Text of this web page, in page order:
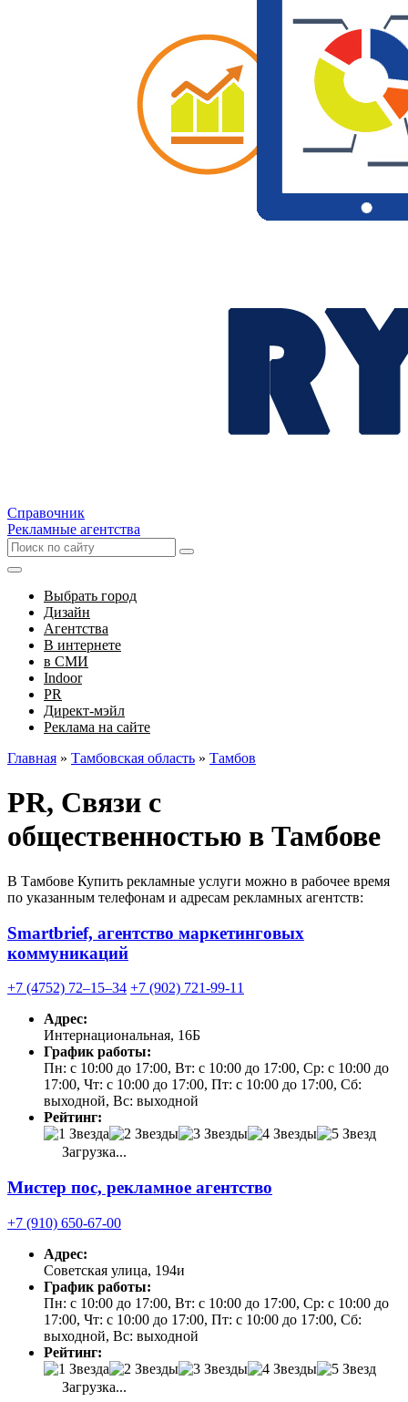
Справочник
Рекламные агентства
Выбрать город
Дизайн
Агентства
В интернете
в СМИ
Indoor
PR
Директ-мэйл
Реклама на сайте
Главная » Тамбовская область » Тамбов
PR, Связи с
общественностью в Тамбове
В Тамбове Купить рекламные услуги можно в рабочее время
по указанным телефонам и адресам рекламных агентств:
Smartbrief, агентство маркетинговых
коммуникаций
+7 (4752) 72‒15‒34 +7 (902) 721-99-11
Адрес:
Интернациональная, 16Б
График работы:
Пн: с 10:00 до 17:00, Вт: с 10:00 до 17:00, Ср: с 10:00 до
17:00, Чт: с 10:00 до 17:00, Пт: с 10:00 до 17:00, Сб:
выходной, Вс: выходной
Рейтинг:
Загрузка...
Мистер пос, рекламное агентство
+7 (910) 650-67-00
Адрес:
Советская улица, 194и
График работы:
Пн: с 10:00 до 17:00, Вт: с 10:00 до 17:00, Ср: с 10:00 до
17:00, Чт: с 10:00 до 17:00, Пт: с 10:00 до 17:00, Сб:
выходной, Вс: выходной
Рейтинг:
Загрузка...